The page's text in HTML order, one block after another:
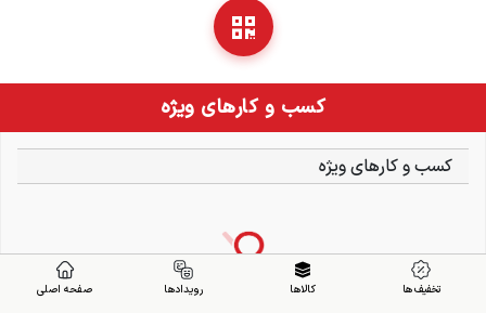
کسب و کارهای ویژه
کسب و کارهای ویژه
تخفیف ها کالاها رویدادها صفحه اصلی